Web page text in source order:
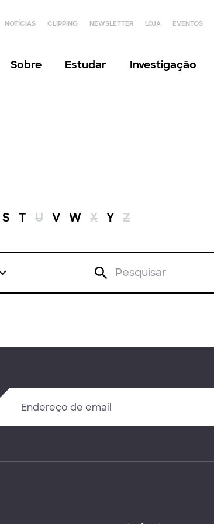
NOTÍCIAS CLIPPING NEWSLETTER LOJA EVENTOS
Sobre Estudar Investigação
S T U V W X Y Z